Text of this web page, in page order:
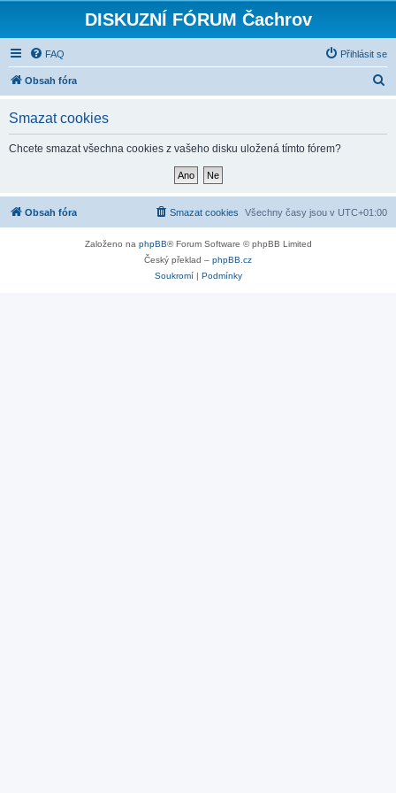
DISKUZNÍ FÓRUM Čachrov
FAQ Přihlásit se
Obsah fóra
Smazat cookies
Chcete smazat všechna cookies z vašeho disku uložená tímto fórem?
Obsah fóra Všechny časy jsou v UTC+01:00
Smazat cookies
Založeno na phpBB® Forum Software © phpBB Limited
Český překlad – phpBB.cz
Soukromí| Podmínky